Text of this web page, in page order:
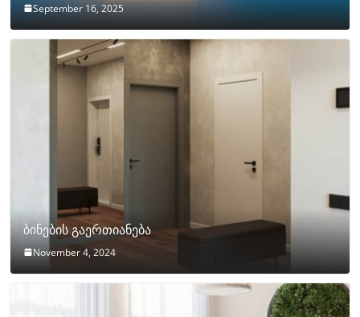
September 16, 2025
ბინების გაერთიანება
November 4, 2024